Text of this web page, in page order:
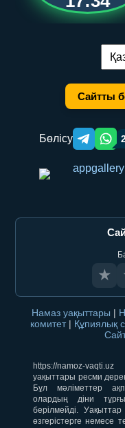
Сайтты
Бөлісу Telegram
★
Намаз уақыттары |
комитет | Құпиялық
https://namoz-
уақыттары ресми
Бұл мәліметтер
олардың діни
берілмейді.
өзгерістерге немесе